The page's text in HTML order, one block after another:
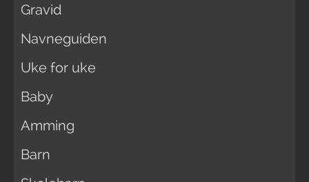
Gravid
Navneguiden
Uke for uke
Baby
Amming
Barn